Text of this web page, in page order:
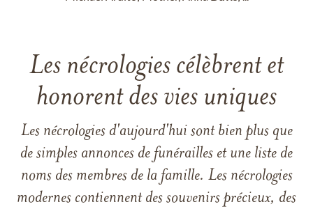
Les nécrologies célèbrent et
honorent des vies uniques
Les nécrologies d'aujourd'hui sont bien plus que
de simples annonces de funérailles et une liste de
noms des membres de la famille. Les nécrologies
modernes contiennent des souvenirs précieux, des